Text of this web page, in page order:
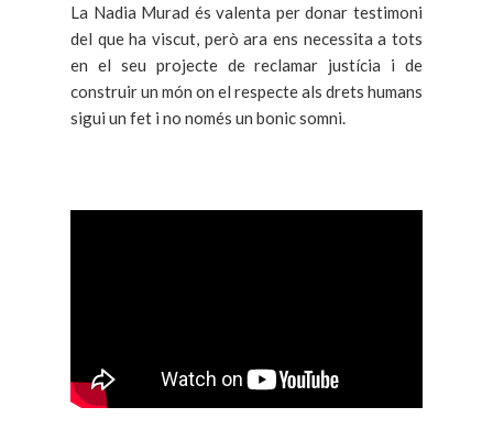
La Nadia Murad és valenta per donar testimoni
del que ha viscut, però ara ens necessita a tots
en el seu projecte de reclamar justícia i de
construir un món on el respecte als drets humans
sigui un fet i no només un bonic somni.